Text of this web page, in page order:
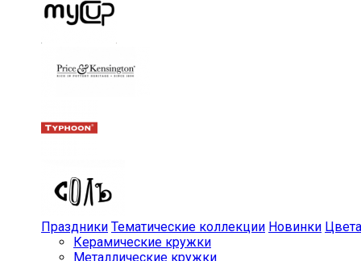
Праздники Тематические коллекции Новинки Цвета
Керамические кружки
Металлические кружки